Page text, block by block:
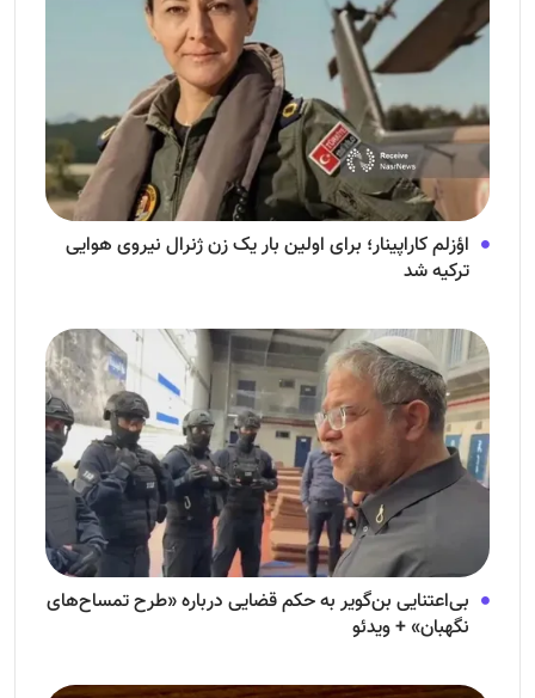
اؤزلم کاراپینار؛ برای اولین بار یک زن ژنرال نیروی هوایی
ترکیه شد
بی‌اعتنایی بن‌گویر به حکم قضایی درباره «طرح تمساح‌های
نگهبان» + ویدئو